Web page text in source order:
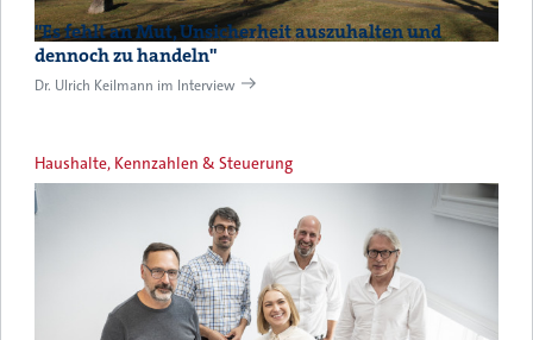
"Es fehlt an Mut, Unsicherheit auszuhalten und
dennoch zu handeln"
Dr. Ulrich Keilmann im Interview
Haushalte, Kennzahlen & Steuerung